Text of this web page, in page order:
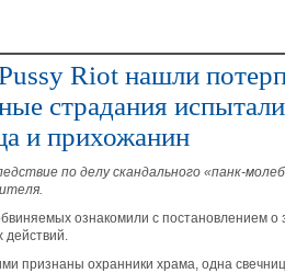
Riot нашли
страдания
и прихожанин
по делу скандального «панк-
ознакомили с постановлением о
действий.
признаны охранники храма, одна